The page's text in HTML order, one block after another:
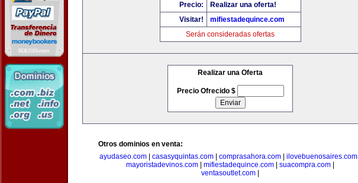
Precio:
Realizar una oferta!
Visitar!
mifiestadequince.com
Serán consideradas ofertas
Realizar una Oferta
Precio Ofrecido $
Otros dominios en venta:
ayudaseo.com
casasyquintas.com comprasahora.com ilovebuenosaires.com
mayoristadevinos.com
mifiestadequince.com suacompra.com
ventasoutlet.com